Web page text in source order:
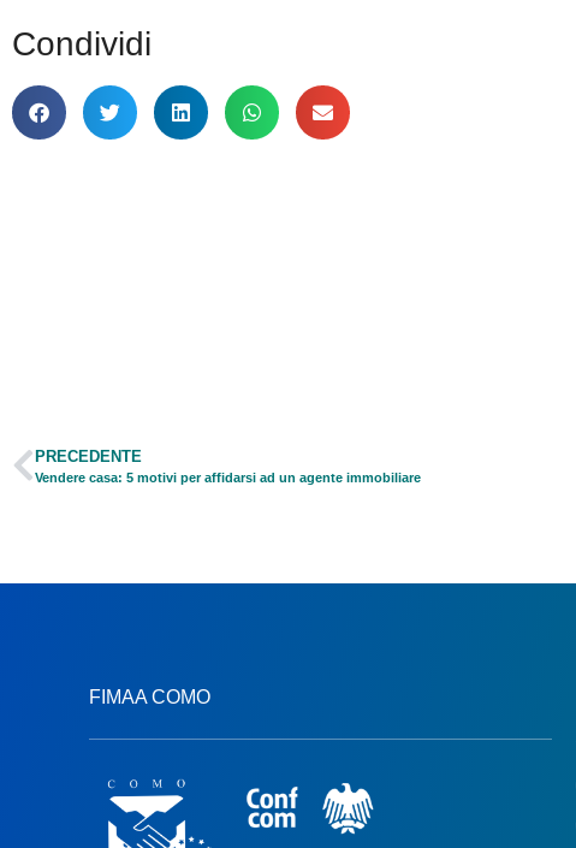
Condividi
PRECEDENTE
Vendere casa: 5 motivi per affidarsi ad un agente immobiliare
FIMAA COMO